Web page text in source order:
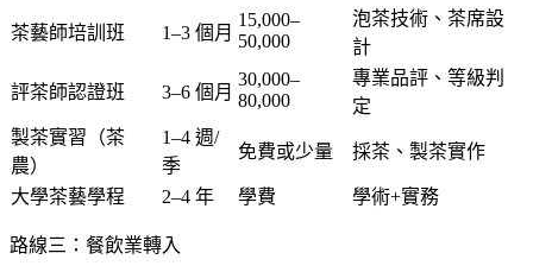
茶藝師培訓班 1–3 個月
15,000–
50,000
泡茶技術、茶席設
計
評茶師認證班 3–6 個月
30,000–
80,000
專業品評、等級判
定
製茶實習（茶
農）
1–4 週/
季
免費或少量 採茶、製茶實作
大學茶藝學程 2–4 年 學費 學術+實務
路線三：餐飲業轉入